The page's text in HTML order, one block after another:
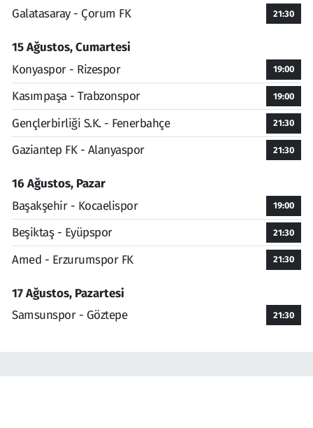
Galatasaray - Çorum FK
21:30
15 Ağustos, Cumartesi
Konyaspor - Rizespor
19:00
Kasımpaşa - Trabzonspor 19:00
Gençlerbirliği S.K. - Fenerbahçe 21:30
Gaziantep FK - Alanyaspor 21:30
16 Ağustos, Pazar
Başakşehir - Kocaelispor
19:00
Beşiktaş - Eyüpspor 21:30
Amed - Erzurumspor FK 21:30
17 Ağustos, Pazartesi
Samsunspor - Göztepe
21:30